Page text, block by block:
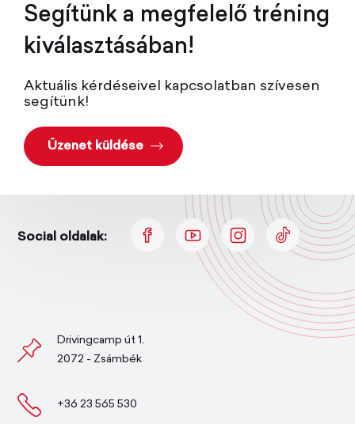
Segítünk a megfelelő tréning
kiválasztásában!
Aktuális kérdéseivel kapcsolatban szívesen
segítünk!
Üzenet küldése
Social oldalak:
Drivingcamp út 1.
2072 - Zsámbék
+36 23 565 530